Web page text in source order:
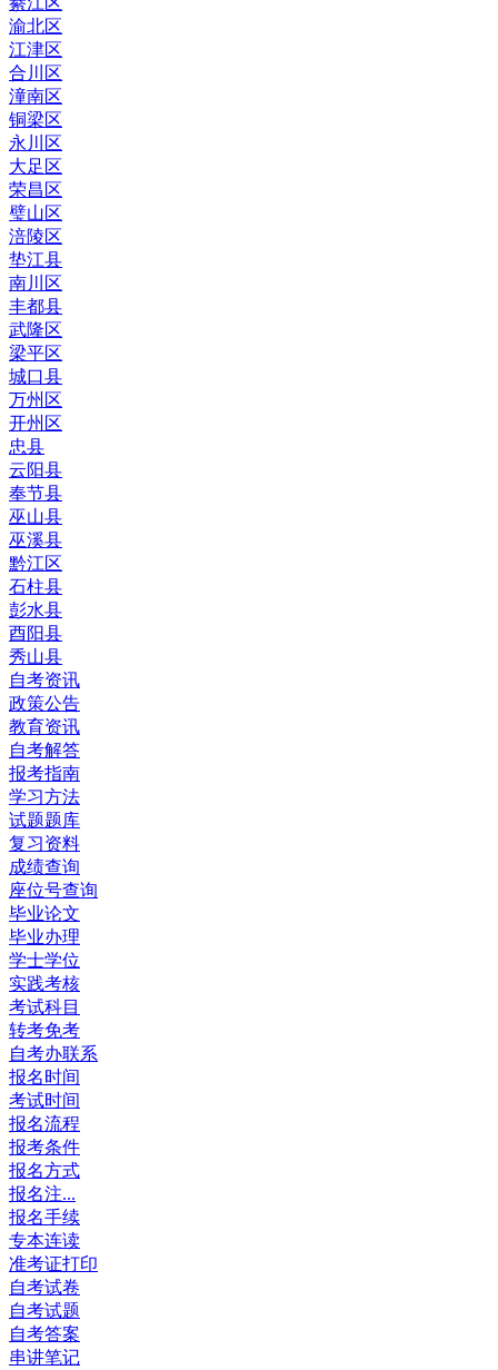
渝北区
江津区
合川区
潼南区
铜梁区
永川区
大足区
荣昌区
璧山区
涪陵区
垫江县
南川区
丰都县
武隆区
梁平区
城口县
万州区
开州区
忠县
云阳县
奉节县
巫山县
巫溪县
黔江区
石柱县
彭水县
酉阳县
秀山县
自考资讯
政策公告
教育资讯
自考解答
报考指南
学习方法
试题题库
复习资料
成绩查询
座位号查询
毕业论文
毕业办理
学士学位
实践考核
考试科目
转考免考
自考办联系
报名时间
考试时间
报名流程
报考条件
报名方式
报名注...
报名手续
专本连读
准考证打印
自考试卷
自考试题
自考答案
串讲笔记